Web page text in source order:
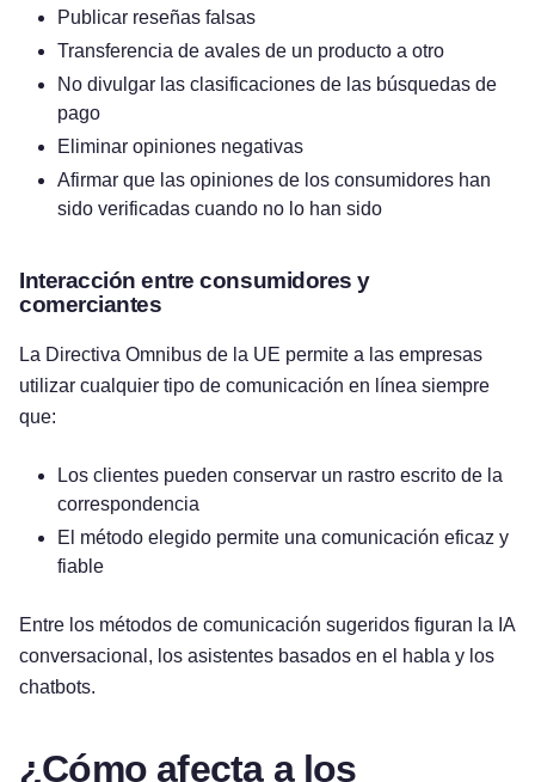
Publicar reseñas falsas
Transferencia de avales de un producto a otro
No divulgar las clasificaciones de las búsquedas de
pago
Eliminar opiniones negativas
Afirmar que las opiniones de los consumidores han
sido verificadas cuando no lo han sido
Interacción entre consumidores y
comerciantes
La Directiva Omnibus de la UE permite a las empresas
utilizar cualquier tipo de comunicación en línea siempre
que:
Los clientes pueden conservar un rastro escrito de la
correspondencia
El método elegido permite una comunicación eficaz y
fiable
Entre los métodos de comunicación sugeridos figuran la IA
conversacional, los asistentes basados en el habla y los
chatbots.
¿Cómo afecta a los